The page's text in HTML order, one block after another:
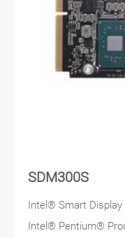
SDM300S
Intel® Smart
Intel® Pentium®